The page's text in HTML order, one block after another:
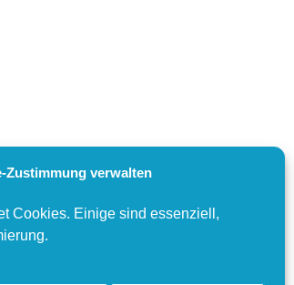
Zustimmung verwalten
Cookies. Einige sind essenziell,